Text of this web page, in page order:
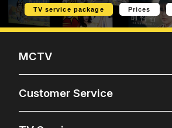
TV service package Prices
MCTV
Customer Service